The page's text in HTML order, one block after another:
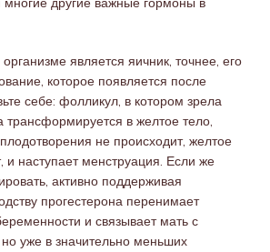
является яичник, точнее, его
которое появляется после
себе: фолликул, в котором зрела
трансформируется в желтое тело,
не происходит, желтое
и наступает менструация. Если же
активно поддерживая
прогестерона перенимает
и связывает мать с
но уже в значительно меньших